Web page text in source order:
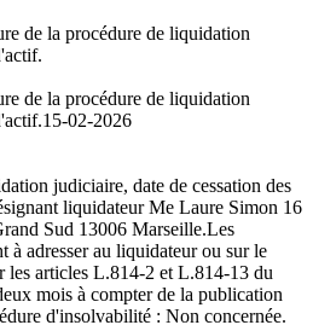
de la procédure de liquidation
de la procédure de liquidation
15-02-2026
judiciaire, date de cessation des
liquidateur Me Laure Simon 16
Sud 13006 Marseille.Les
à adresser au liquidateur ou sur le
les articles L.814-2 et L.814-13 du
mois à compter de la publication
d'insolvabilité : Non concernée.